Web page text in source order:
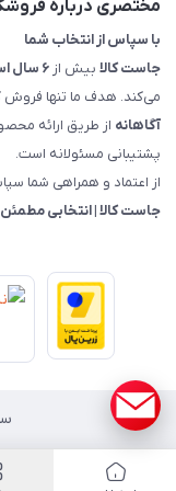
مختصری درباره
با سپاس از انتخاب شما
جاست کالا بیش از ۶ سال است
می‌کند. هدف ما تنها فروش
آگاهانه از طریق ارائه
پشتیبانی مسئولانه است.
از اعتماد و همراهی شما
جاست کالا | انتخابی